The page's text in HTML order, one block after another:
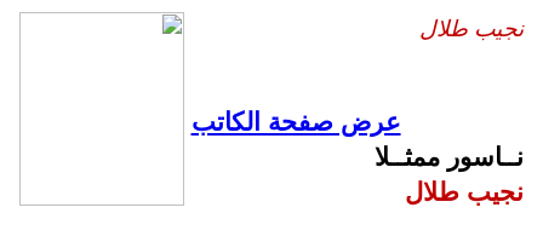
نجيب طلال
عرض صفحة الكاتب
نــاسور ممثــلا
نجيب طلال